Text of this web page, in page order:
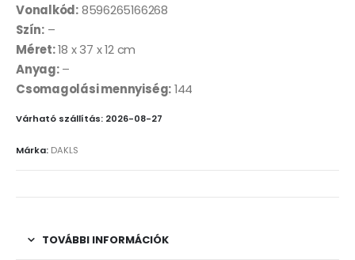
Vonalkód:8596265166268
Szín:–
Méret:18 x 37 x 12 cm
Anyag:–
Csomagolási mennyiség:144
Várható szállítás: 2026-08-27
Márka: DAKLS
TOVÁBBI INFORMÁCIÓK